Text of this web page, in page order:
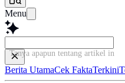
Menu
Tanya apapun tentang artikel ini...
Berita UtamaCek FaktaTerkini